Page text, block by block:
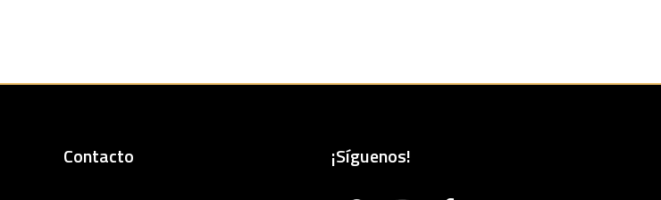
Contacto ¡Síguenos!